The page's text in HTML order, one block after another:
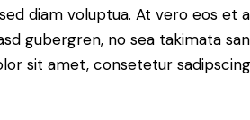
diam voluptua. At vero eos et
gubergren, no sea takimata
sit amet, consetetur